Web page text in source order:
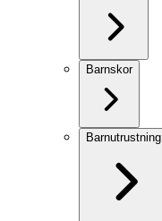
Barnskor
Barnutrustning